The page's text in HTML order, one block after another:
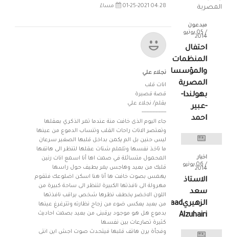
مبدعون
/ 05 يونيو
2014
احتفال
المنظمات
والمؤسسات
المصرية
بهولندا-
-عبير
احمد
اخبار
/ 06 يونيو
2014
الاستاذ
سعد
الزهيريSaad
Alzuhairi‎‏
01-25-2021 04:28 مساءً
نجلاء علي
جاء اليوم الذى خافت منة عندما تمر الذكري بعقلها
وتعتصر الانات راحات القلب وتنساب الدموع من عينها
ليس حنين بل الم يكمن بداخل قلبها الصغير سرعان
ما تاخذ نفسها وتلملم شتات عقلها لتنظر الى هاتفها
المحمول متسائلة في صمت اها أنا اسمع انات رنين
قلبك من بعيد وهاجس يمر بطيف حول راسها
يهمس بصوت خافت ها أنا هنا اسكن اضلوعك فتقوم
مهرولة الى نافذتها الكبيرة لتنظر الى ساحة كبيرة من
اللون الاخضر يخطف نظرها شخص يراقب نافذتها
من بعيد يعكس ضوء من زجاج نظارته وتترغرغ عينها
بدموع هل هو موجود يرقبنى من بعيد بصمت احاديث
وفجأة يرن هاتف قلبها فيتحدث صوت اجش اين انتى